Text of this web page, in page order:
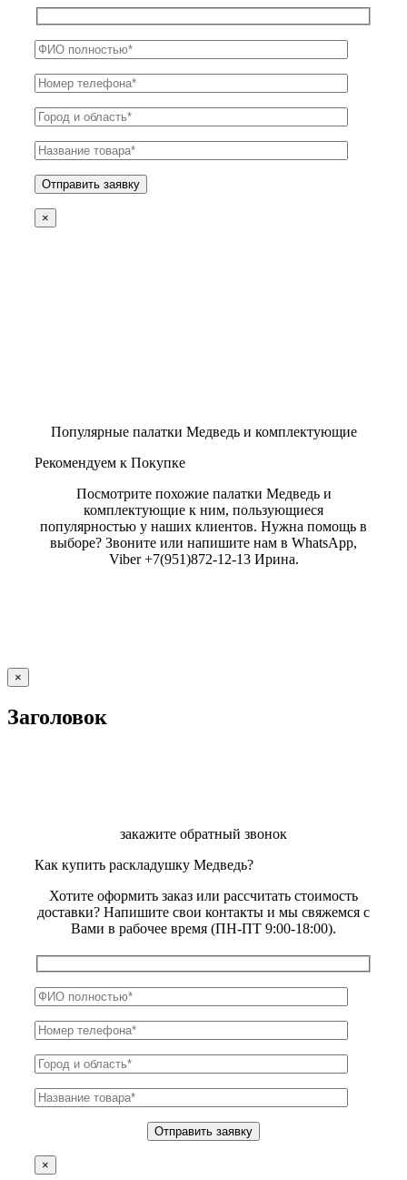
×
Популярные палатки Медведь и комплектующие
Рекомендуем к Покупке
Посмотрите похожие палатки Медведь и
комплектующие к ним, пользующиеся
популярностью у наших клиентов. Нужна помощь в
выборе? Звоните или напишите нам в WhatsApp,
Viber +7(951)872-12-13 Ирина.
Close
product
view
×
Заголовок
закажите обратный звонок
Как купить раскладушку Медведь?
Хотите оформить заказ или рассчитать стоимость
доставки? Напишите свои контакты и мы свяжемся с
Вами в рабочее время (ПН-ПТ 9:00-18:00).
×